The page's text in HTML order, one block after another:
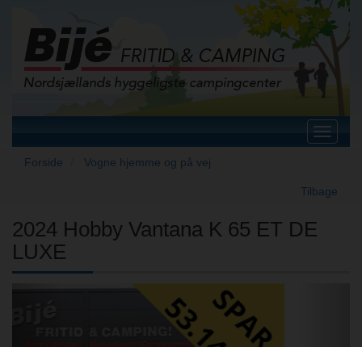
Toggle
Forside
Vogne hjemme og på vej
Tilbage
2024 Hobby Vantana K 65 ET DE
LUXE
Previous